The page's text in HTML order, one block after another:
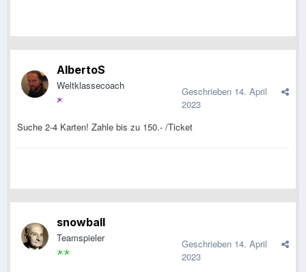
AlbertoS
Weltklassecoach Geschrieben 14. April
2023
Suche 2-4 Karten! Zahle bis zu 150.- /Ticket
snowball
Teamspieler Geschrieben 14. April
2023